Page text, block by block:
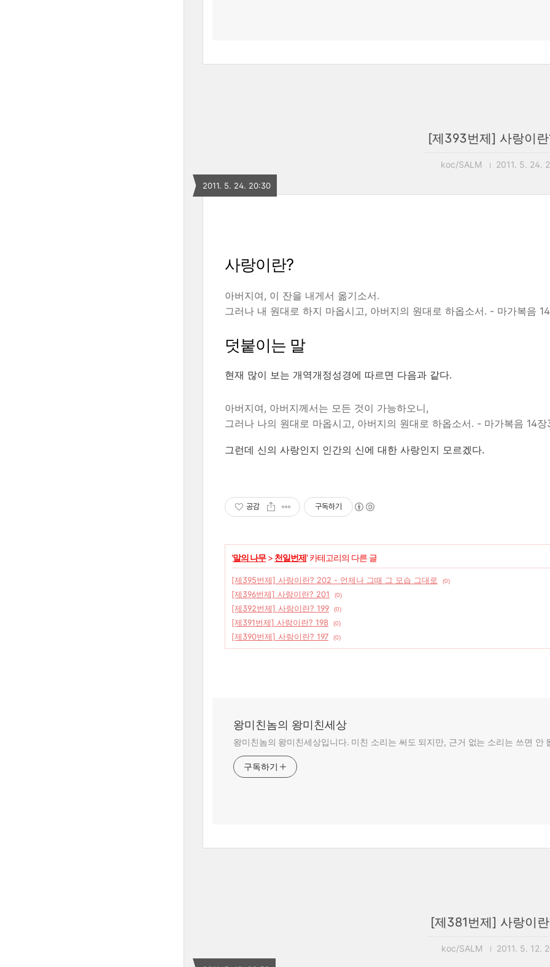
[제393번제] 사랑이
koc/SALM 2011. 5. 24.
2011. 5. 24. 20:30
사랑이란?
아버지여, 이 잔을 내게서 옮기소서.
그러나 내 원대로 하지 마옵시고, 아버지의 원대로 하옵소서. - 마가복음
덧붙이는 말
현재 많이 보는 개역개정성경에 따르면 다음과 같다.
아버지여, 아버지께서는 모든 것이 가능하오니,
그러나 나의 원대로 마옵시고, 아버지의 원대로 하옵소서. - 마가복음 14장
그런데 신의 사랑인지 인간의 신에 대한 사랑인지 모르겠다.
공감 구독하기
'말의 나무> 천일번제' 카테고리의 다른 글
[제395번제] 사랑이란? 202 - 언제나 그때 그 모습 그대로 (0)
[제396번제] 사랑이란? 201
(0)
[제392번제] 사랑이란? 199
(0)
[제391번제] 사랑이란? 198
(0)
[제390번제] 사랑이란? 197
(0)
왕미친놈의 왕미친세상
왕미친놈의 왕미친세상입니다. 미친 소리는 써도 되지만, 근거 없는 소리는 쓰면 안
구독하기
[제381번제] 사랑이
koc/SALM 2011. 5. 12.